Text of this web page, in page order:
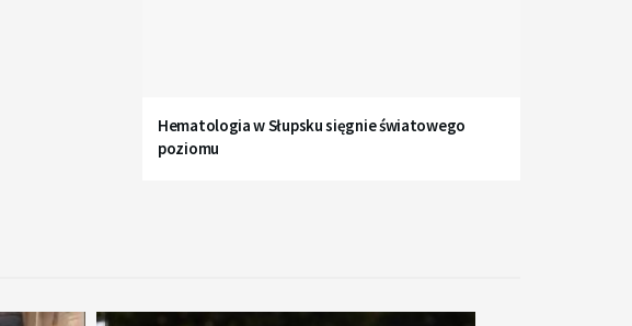
Hematologia w Słupsku sięgnie światowego
poziomu